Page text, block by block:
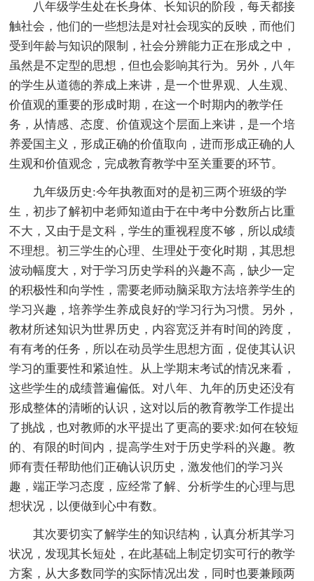
八年级学生处在长身体、长知识的阶段，每天都接
触社会，他们的一些想法是对社会现实的反映，而他们
受到年龄与知识的限制，社会分辨能力正在形成之中，
虽然是不定型的思想，但也会影响其行为。另外，八年
的学生从道德的养成上来讲，是一个世界观、人生观、
价值观的重要的形成时期，在这一个时期内的教学任
务，从情感、态度、价值观这个层面上来讲，是一个培
养爱国主义，形成正确的价值取向，进而形成正确的人
生观和价值观念，完成教育教学中至关重要的环节。
九年级历史:今年执教面对的是初三两个班级的学
生，初步了解初中老师知道由于在中考中分数所占比重
不大，又由于是文科，学生的重视程度不够，所以成绩
不理想。初三学生的心理、生理处于变化时期，其思想
波动幅度大，对于学习历史学科的兴趣不高，缺少一定
的积极性和向学性，需要老师动脑采取方法培养学生的
学习兴趣，培养学生养成良好的'学习行为习惯。另外，
教材所述知识为世界历史，内容宽泛并有时间的跨度，
有有考的任务，所以在动员学生思想方面，促使其认识
学习的重要性和紧迫性。从上学期末考试的情况来看，
这些学生的成绩普遍偏低。对八年、九年的历史还没有
形成整体的清晰的认识，这对以后的教育教学工作提出
了挑战，也对教师的水平提出了更高的要求:如何在较短
的、有限的时间内，提高学生对于历史学科的兴趣。教
师有责任帮助他们正确认识历史，激发他们的学习兴
趣，端正学习态度，应经常了解、分析学生的心理与思
想状况，以便做到心中有数。
其次要切实了解学生的知识结构，认真分析其学习
状况，发现其长短处，在此基础上制定切实可行的教学
方案，从大多数同学的实际情况出发，同时也要兼顾两